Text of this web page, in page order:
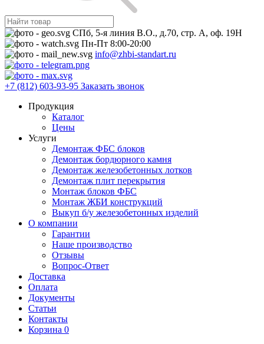
СПб, 5-я линия В.О., д.70, стр. А, оф. 19Н
Пн-Пт 8:00-20:00
info@zhbi-standart.ru
+7 (812) 603-93-95 Заказать звонок
Продукция
Каталог
Цены
Услуги
Демонтаж ФБС блоков
Демонтаж бордюрного камня
Демонтаж железобетонных лотков
Демонтаж плит перекрытия
Монтаж блоков ФБС
Монтаж ЖБИ конструкций
Выкуп б/у железобетонных изделий
О компании
Гарантии
Наше производство
Отзывы
Вопрос-Ответ
Доставка
Оплата
Документы
Статьи
Контакты
Корзина 0